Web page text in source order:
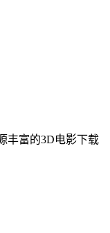
丰富的3D电影下载